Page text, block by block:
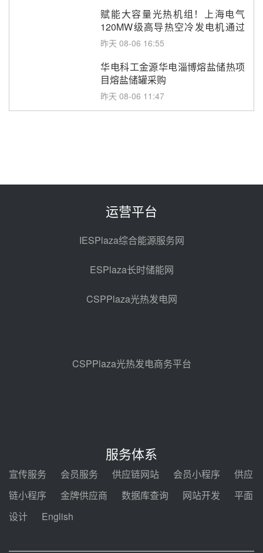
赋能大容量光热机组！上海电气
120MW级高导热空冷发电机通过
型式试验
昨天 08-06 16:55
华电科工金源华电淄博熔盐储热项
目熔盐储罐采购
昨天 08-06 11:47
光热示范电站二列蒸汽发生器设备
热发电工程EPC总承包项目熔盐截
昊森机电中标新疆华电天山北麓基
地100MW光热发电工程EPC总承
包项目熔盐介质超声波流量计采购
前天 08-05 17:09
前天 08-05 14:48
2026-2029年熔盐介质框架协议
中能建华中试研院中标重能新疆
100MW光热项目机组调试及性能
运营平台
IESPlaza综合能源服务网
ESPlaza长时储能网
CSPPlaza光热发电网
CSPPlaza光热发电商务平台
服务体系
宣传服务 会员服务 供应链网站 会员小程序
供应
链小程序
金牌供应商 数据库查询 网站开发
平面
设计
English